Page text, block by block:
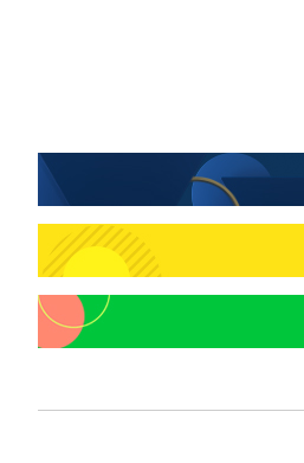
2시간 전 >[속보]7~9일 프로야구 3연
2시간 전 >
"韓 외환시장 개입 관측
2시간 전 >'월드컵 탈락 후폭풍' 축구
2시간 전 >서울 낮 37.9도, 올여름 최
2시간 전 >[속보]종합특검, 대검 추가
3시간 전 > [속보]코스닥, 800p 회복
3시간 전 >[속보]코스피, 301.88포인
4시간 전 >"여기 떨어졌다"…다누리,